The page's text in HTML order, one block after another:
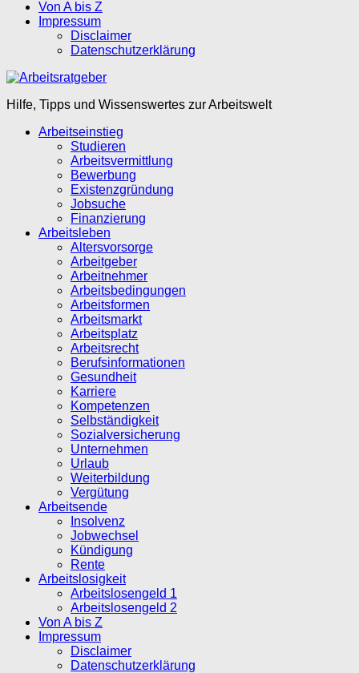
Von A bis Z
Impressum
Disclaimer
Datenschutzerklärung
Hilfe, Tipps und Wissenswertes zur Arbeitswelt
Arbeitseinstieg
Studieren
Arbeitsvermittlung
Bewerbung
Existenzgründung
Jobsuche
Finanzierung
Arbeitsleben
Altersvorsorge
Arbeitgeber
Arbeitnehmer
Arbeitsbedingungen
Arbeitsformen
Arbeitsmarkt
Arbeitsplatz
Arbeitsrecht
Berufsinformationen
Gesundheit
Karriere
Kompetenzen
Selbständigkeit
Sozialversicherung
Unternehmen
Urlaub
Weiterbildung
Vergütung
Arbeitsende
Insolvenz
Jobwechsel
Kündigung
Rente
Arbeitslosigkeit
Arbeitslosengeld 1
Arbeitslosengeld 2
Von A bis Z
Impressum
Disclaimer
Datenschutzerklärung